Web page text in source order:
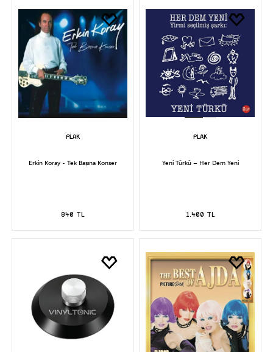
Erkin Koray - Tek Başına Konser
840 TL
Yeni Türkü – Her Dem Yeni
1.400 TL